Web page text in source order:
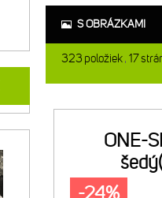
S OBRÁZKAMI
323 položiek 17
ONE-
-24%